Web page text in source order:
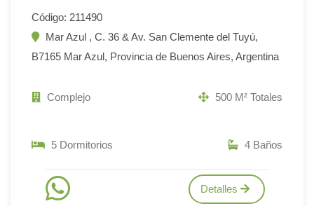
Código: 211490
Mar Azul , C. 36 & Av. San Clemente del Tuyú,
B7165 Mar Azul, Provincia de Buenos Aires, Argentina
Complejo 500 M² Totales
5 Dormitorios 4 Baños
Detalles